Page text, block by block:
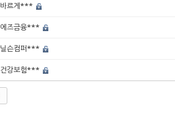
바르게***
에즈금융***
닐슨컴퍼***
건강보험***